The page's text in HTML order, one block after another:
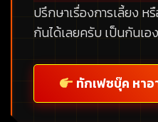
ปรึกษาเรื่องการเลี้ยง
กันได้เลยครับ เป็นกันเ
ทักเฟซบุ๊ค หา